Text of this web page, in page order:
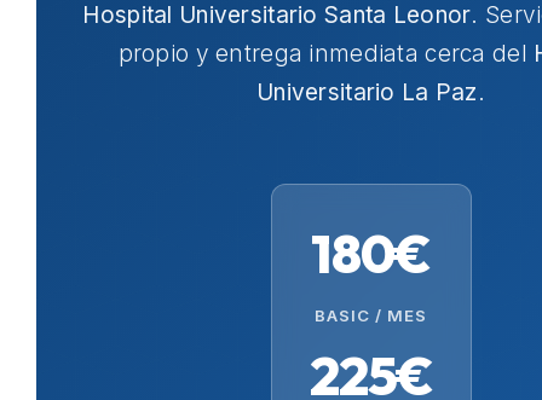
Hospital Universitario Santa Leonor.
propio y entrega inmediata cerca del
Universitario La Paz.
180€
BASIC / MES
225€